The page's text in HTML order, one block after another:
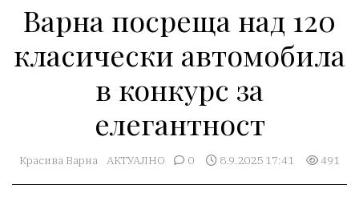
Варна посреща над 120
класически автомобила
в конкурс за
елегантност
Красива Варна АКТУАЛНО 0 8.9.2025 17:41 491